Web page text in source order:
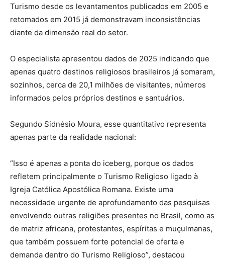
Turismo desde os levantamentos publicados em 2005 e
retomados em 2015 já demonstravam inconsistências
diante da dimensão real do setor.
O especialista apresentou dados de 2025 indicando que
apenas quatro destinos religiosos brasileiros já somaram,
sozinhos, cerca de 20,1 milhões de visitantes, números
informados pelos próprios destinos e santuários.
Segundo Sidnésio Moura, esse quantitativo representa
apenas parte da realidade nacional:
“Isso é apenas a ponta do iceberg, porque os dados
refletem principalmente o Turismo Religioso ligado à
Igreja Católica Apostólica Romana. Existe uma
necessidade urgente de aprofundamento das pesquisas
envolvendo outras religiões presentes no Brasil, como as
de matriz africana, protestantes, espíritas e muçulmanas,
que também possuem forte potencial de oferta e
demanda dentro do Turismo Religioso”, destacou